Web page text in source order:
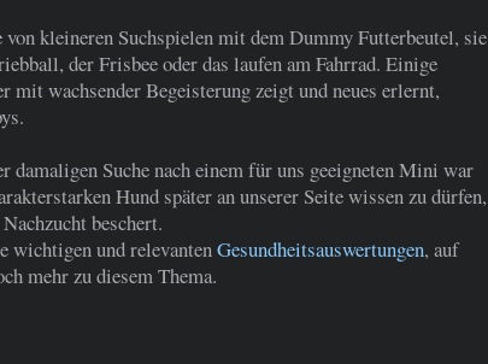
von kleineren Suchspielen mit dem Dummy Futterbeutel, sie
der Frisbee oder das laufen am Fahrrad. Einige
wachsender Begeisterung zeigt und neues erlernt,
Suche nach einem für uns geeigneten Mini war
Hund später an unserer Seite wissen zu dürfen,
beschert.
wichtigen und relevantenGesundheitsauswertungen, auf
mehr zu diesem Thema.